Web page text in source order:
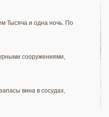
Тысяча и одна ночь. По
сооружениями,
вина в сосудах,